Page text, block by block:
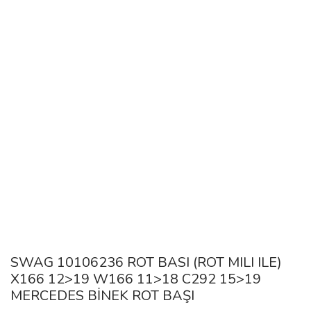
SWAG 10106236 ROT BASI (ROT MILI ILE)
X166 12>19 W166 11>18 C292 15>19
MERCEDES BİNEK ROT BAŞI